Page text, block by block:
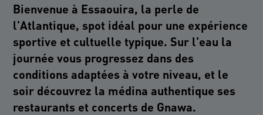
Bienvenue à Essaouira, la perle de
l'Atlantique, spot idéal pour une expérience
sportive et cultuelle typique. Sur l'eau la
journée vous progressez dans des
conditions adaptées à votre niveau, et le
soir découvrez la médina authentique ses
restaurants et concerts de Gnawa.